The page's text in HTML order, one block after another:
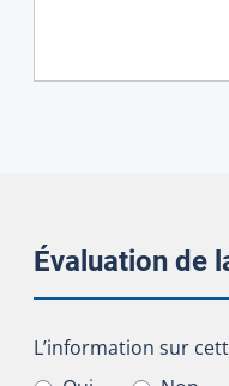
Évaluation de
L’information sur
L’information sur